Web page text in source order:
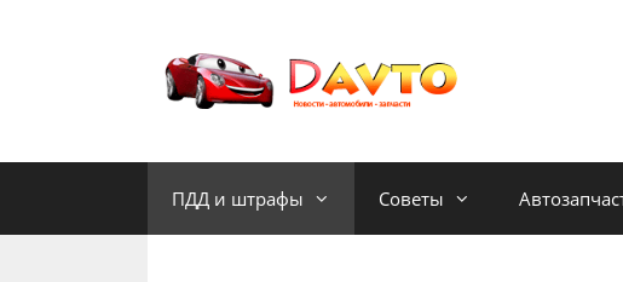
ПДД и штрафы Советы